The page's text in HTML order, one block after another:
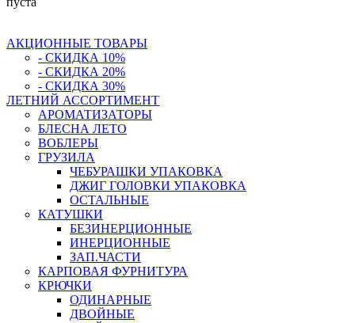
АКЦИОННЫЕ ТОВАРЫ
- СКИДКА 10%
- СКИДКА 20%
- СКИДКА 30%
ЛЕТНИЙ АССОРТИМЕНТ
АРОМАТИЗАТОРЫ
БЛЕСНА ЛЕТО
ВОБЛЕРЫ
ГРУЗИЛА
ЧЕБУРАШКИ УПАКОВКА
ДЖИГ ГОЛОВКИ УПАКОВКА
ОСТАЛЬНЫЕ
КАТУШКИ
БЕЗИНЕРЦИОННЫЕ
ИНЕРЦИОННЫЕ
ЗАП.ЧАСТИ
КАРПОВАЯ ФУРНИТУРА
КРЮЧКИ
ОДИНАРНЫЕ
ДВОЙНЫЕ